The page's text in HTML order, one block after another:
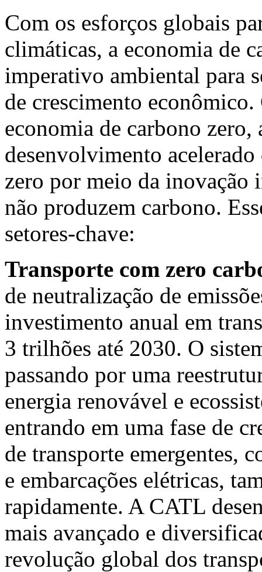
Com os esforços globais
climáticas, a economia de
imperativo ambiental para
de crescimento
economia de carbono
desenvolvimento
zero por meio da inovação
não produzem carbono.
setores-chave:
Transporte com zero
de neutralização de
investimento anual em
3 trilhões até 2030. O
passando por uma
energia renovável e
entrando em uma fase de
de transporte emergentes,
e embarcações elétricas,
rapidamente. A CATL
mais avançado e
revolução global dos